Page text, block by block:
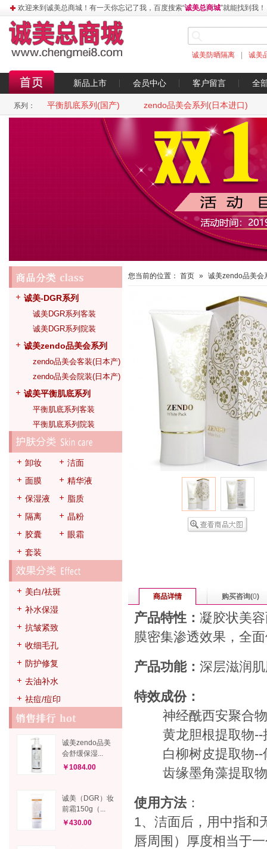
欢迎来到诚美总商城！有一天你忘记了我，百度搜索“诚美总商城”就能找到我！
诚美防晒隔离 诚美
新品上市 会员中心 客户留言 全
系列： 平衡肌底系列(国产) zendo品美会系列(日本进口)
您当前的位置： 首页 » 诚美zendo品美会
商品详情 购买咨询(0)
产品特性： 凝胶状美
膜密集渗透效果，全
产品功能： 深层滋润
特效成份：
神经酰西安聚合物
黄龙胆根提取物--
白柳树皮提取物--
齿缘墨角藻提取物
使用方法：
1、洁面后，用中指和
唇周围）厚度相当于
诚美-DGR系列
诚美DGR系列客装
诚美DGR系列院装
诚美zendo品美会系列
zendo品美会客装(日本产)
zendo品美会院装(日本产)
诚美平衡肌底系列
平衡肌底系列客装
平衡肌底系列院装
卸妆
洁面
面膜
精华液
保湿液
脂质
隔离
晶粉
胶囊
眼霜
套装
美白/祛斑
补水保湿
抗皱紧致
收细毛孔
防护修复
去油补水
祛痘/痘印
诚美zendo品美
会舒缓保湿...
￥1084.00
诚美（DGR）妆
前霜150g（...
￥430.00